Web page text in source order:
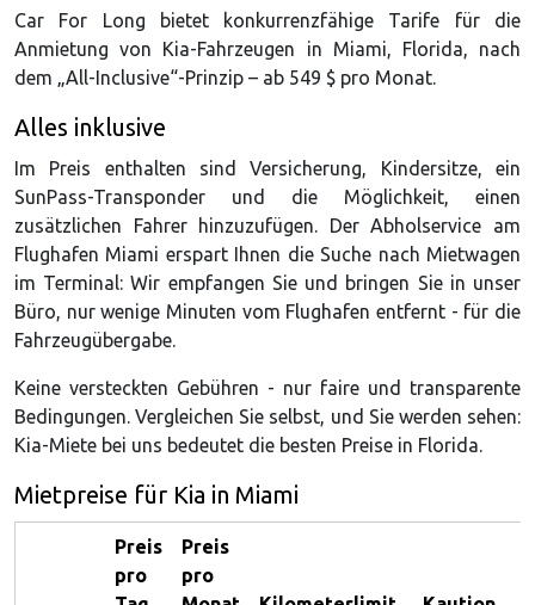
Car For Long bietet konkurrenzfähige Tarife für die
Anmietung von Kia-Fahrzeugen in Miami, Florida, nach
dem „All-Inclusive“-Prinzip – ab 549 $ pro Monat.
Alles inklusive
Im Preis enthalten sind Versicherung, Kindersitze, ein
SunPass-Transponder und die Möglichkeit, einen
zusätzlichen Fahrer hinzuzufügen. Der Abholservice am
Flughafen Miami erspart Ihnen die Suche nach Mietwagen
im Terminal: Wir empfangen Sie und bringen Sie in unser
Büro, nur wenige Minuten vom Flughafen entfernt - für die
Fahrzeugübergabe.
Keine versteckten Gebühren - nur faire und transparente
Bedingungen. Vergleichen Sie selbst, und Sie werden sehen:
Kia-Miete bei uns bedeutet die besten Preise in Florida.
Mietpreise für Kia in Miami
Preis
pro
Preis
pro